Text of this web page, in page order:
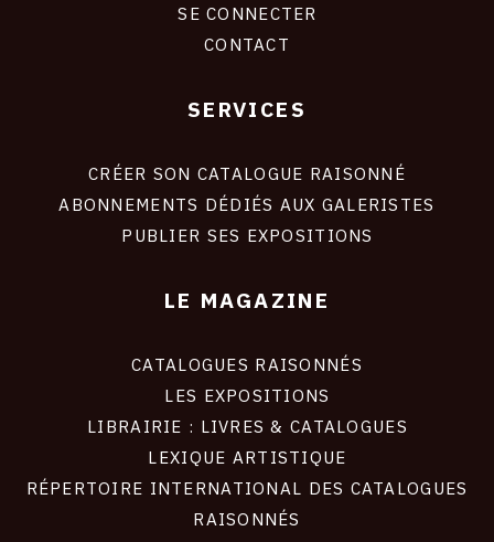
SE CONNECTER
CONTACT
SERVICES
CRÉER SON CATALOGUE RAISONNÉ
ABONNEMENTS DÉDIÉS AUX GALERISTES
PUBLIER SES EXPOSITIONS
LE MAGAZINE
CATALOGUES RAISONNÉS
LES EXPOSITIONS
LIBRAIRIE : LIVRES & CATALOGUES
LEXIQUE ARTISTIQUE
RÉPERTOIRE INTERNATIONAL DES CATALOGUES
RAISONNÉS